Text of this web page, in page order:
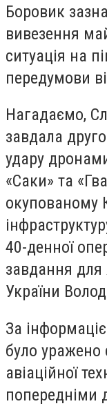
Боровик
вивезення
ситуація на
передумови
Нагадаємо,
завдала
удару
«Саки» та
окупованому
40-денної
завдання для
України
За
було уражено
авіаційної
попередніми